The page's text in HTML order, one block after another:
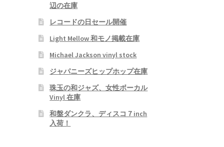
辺の在庫
レコードの日セール開催
Light Mellow 和モノ掲載在庫
Michael Jackson vinyl stock
ジャパニーズヒップホップ在庫
珠玉の和ジャズ、女性ボーカル
Vinyl 在庫
和盤ダンクラ、ディスコ７inch
入荷！